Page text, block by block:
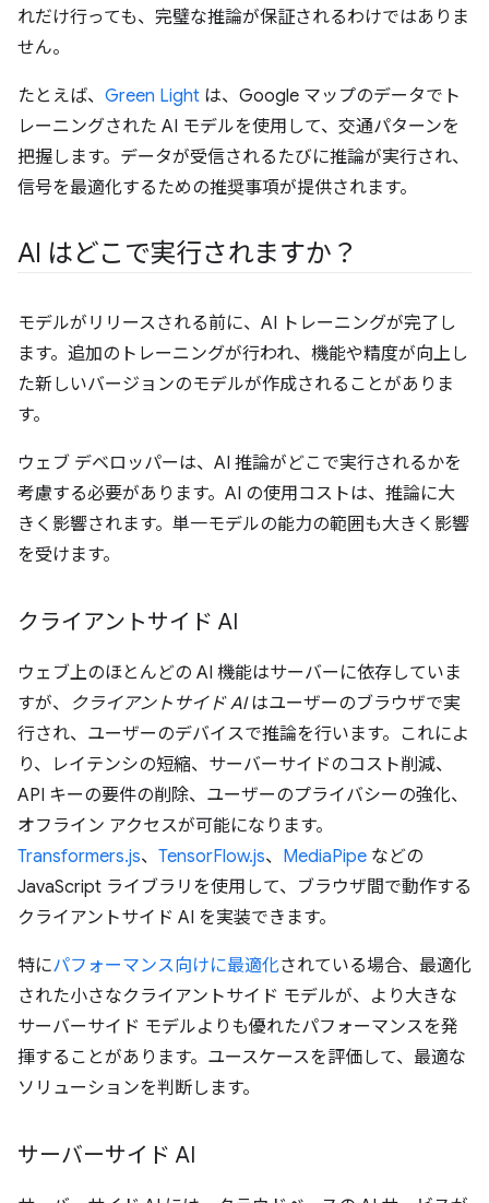
れだけ行っても、完璧な推論が保証されるわけではありま
せん。
たとえば、 Green Light は、Google マップのデータでト
レーニングされた AI モデルを使用して、交通パターンを
把握します。データが受信されるたびに推論が実行され、
信号を最適化するための推奨事項が提供されます。
AI はどこで実行されますか？
モデルがリリースされる前に、AI トレーニングが完了し
ます。追加のトレーニングが行われ、機能や精度が向上し
た新しいバージョンのモデルが作成されることがありま
す。
ウェブ デベロッパーは、AI 推論がどこで実行されるかを
考慮する必要があります。AI の使用コストは、推論に大
きく影響されます。単一モデルの能力の範囲も大きく影響
を受けます。
クライアントサイド AI
ウェブ上のほとんどの AI 機能はサーバーに依存していま
すが、
クライアントサイド AIはユーザーのブラウザで実
行され、ユーザーのデバイスで推論を行います。これによ
り、レイテンシの短縮、サーバーサイドのコスト削減、
API キーの要件の削除、ユーザーのプライバシーの強化、
オフライン アクセスが可能になります。
Transformers.js、 TensorFlow.js、 MediaPipe などの
JavaScript ライブラリを使用して、ブラウザ間で動作する
クライアントサイド AI を実装できます。
特にパフォーマンス向けに最適化されている場合、最適化
された小さなクライアントサイド モデルが、より大きな
サーバーサイド モデルよりも優れたパフォーマンスを発
揮することがあります。ユースケースを評価して、最適な
ソリューションを判断します。
サーバーサイド AI